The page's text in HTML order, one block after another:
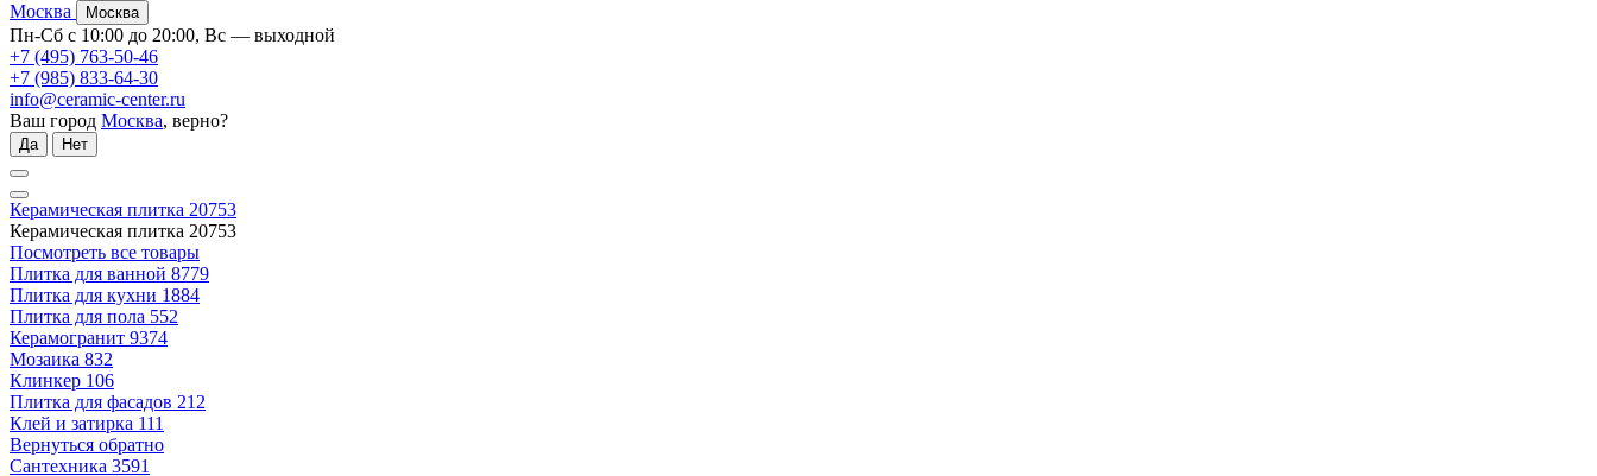
Москва
Москва
Пн-Сб с 10:00 до 20:00, Вс — выходной
+7 (495) 763-50-46
+7 (985) 833-64-30
info@ceramic-center.ru
Ваш город Москва, верно?
Да Нет
Керамическая плитка 20753
Керамическая плитка 20753
Посмотреть все товары
Плитка для ванной 8779
Плитка для кухни 1884
Плитка для пола 552
Керамогранит 9374
Мозаика 832
Клинкер 106
Плитка для фасадов 212
Клей и затирка 111
Вернуться обратно
Сантехника 3591